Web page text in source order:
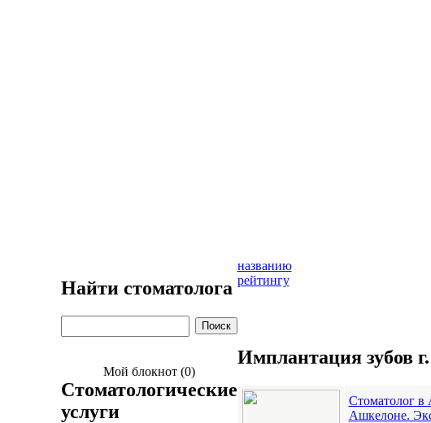
Найти стоматолога
Мой блокнот (0)
Стоматологические
услуги
названию
рейтингу
Имплантация зубов
Стоматолог в
Ашкелоне.